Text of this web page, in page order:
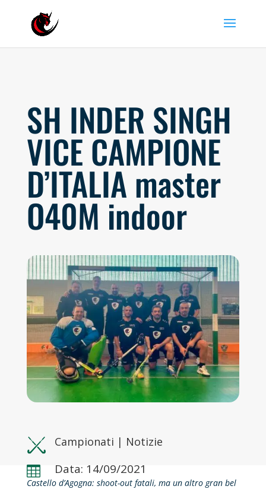
SH INDER SINGH
VICE CAMPIONE
D’ITALIA master
O40M indoor
Campionati | Notizie
 Data: 14/09/2021
Castello d’Agogna: shoot-out fatali, ma un altro gran bel